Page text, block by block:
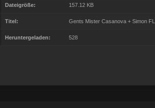
Dateigröße: 157.12 KB
Titel: Gents Mister Casanova + Simon
Heruntergeladen: 528